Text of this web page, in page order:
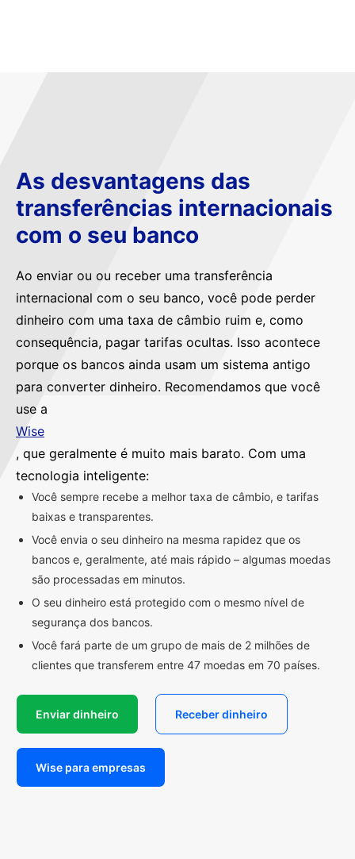
As desvantagens das
transferências internacionais
com o seu banco
Ao enviar ou ou receber uma transferência
internacional com o seu banco, você pode perder
dinheiro com uma taxa de câmbio ruim e, como
consequência, pagar tarifas ocultas. Isso acontece
porque os bancos ainda usam um sistema antigo
para converter dinheiro. Recomendamos que você
use a
Wise
, que geralmente é muito mais barato. Com uma
tecnologia inteligente:
Você sempre recebe a melhor taxa de câmbio, e tarifas
baixas e transparentes.
Você envia o seu dinheiro na mesma rapidez que os
bancos e, geralmente, até mais rápido – algumas moedas
são processadas em minutos.
O seu dinheiro está protegido com o mesmo nível de
segurança dos bancos.
Você fará parte de um grupo de mais de 2 milhões de
clientes que transferem entre 47 moedas em 70 países.
Enviar dinheiro Receber dinheiro
Wise para empresas